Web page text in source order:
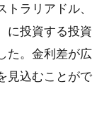
ラリアドル、
に投資する投資
た。金利差が広
見込むことがで